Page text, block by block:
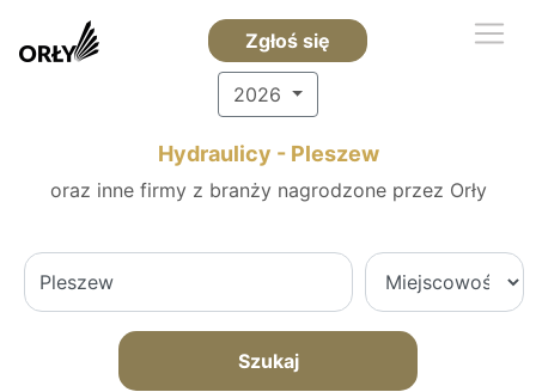
Zgłoś się
2026
Hydraulicy - Pleszew
oraz inne firmy z branży nagrodzone przez Orły
Szukaj